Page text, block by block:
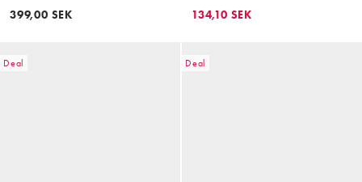
med långa ärmar
399,00 SEK
134,10 SEK
Deal Deal